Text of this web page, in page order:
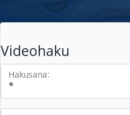
Videohaku
Hakusana: